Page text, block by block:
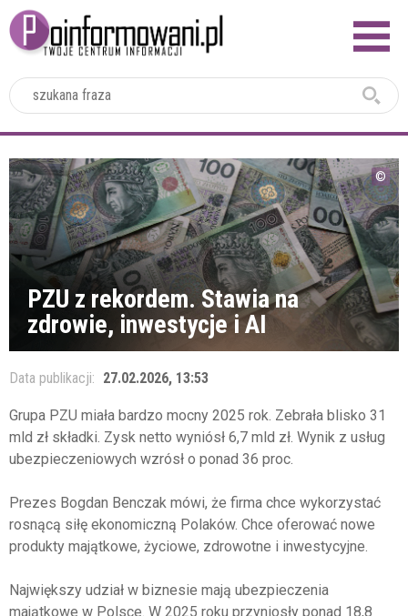
PZU z rekordem. Stawia na
zdrowie, inwestycje i AI
Data publikacji: 27.02.2026, 13:53
Grupa PZU miała bardzo mocny 2025 rok. Zebrała blisko 31
mld zł składki. Zysk netto wyniósł 6,7 mld zł. Wynik z usług
ubezpieczeniowych wzrósł o ponad 36 proc.
Prezes Bogdan Benczak mówi, że firma chce wykorzystać
rosnącą siłę ekonomiczną Polaków. Chce oferować nowe
produkty majątkowe, życiowe, zdrowotne i inwestycyjne.
Największy udział w biznesie mają ubezpieczenia
majątkowe w Polsce. W 2025 roku przyniosły ponad 18,8